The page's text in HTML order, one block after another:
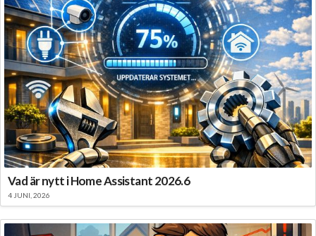
Vad är nytt i Home Assistant 2026.6
4 JUNI, 2026